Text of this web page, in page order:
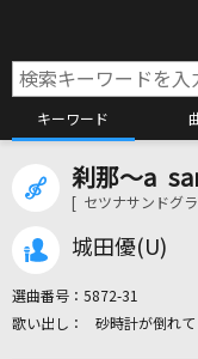
キーワード
刹那～a
[ セツナサンドグ
城田優(U)
選曲番号： 5872-31
砂時計が倒れ